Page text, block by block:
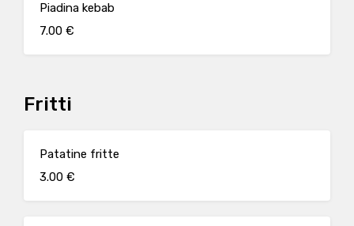
Piadina kebab
7.00 €
Fritti
Patatine fritte
3.00 €